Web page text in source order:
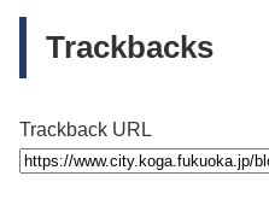
Trackbacks
Trackback URL